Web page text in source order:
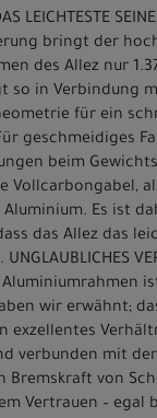
LEICHTESTE
bringt der
des Allez nur
so in Verbindung
für ein
geschmeidiges
beim
Vollcarbongabel,
Es ist
das Allez das
wir erwähnt;
exzellentes
verbunden mit
Bremskraft von
Vertrauen – egal